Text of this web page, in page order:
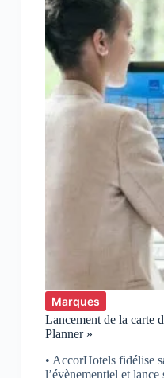
Marques
Lancement de la carte
Planner »
• AccorHotels fidélise
l’évènementiel et